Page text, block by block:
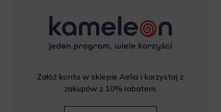
Załóż konto w sklepie Aelia i korzystaj z
zakupów z 10% rabatem.